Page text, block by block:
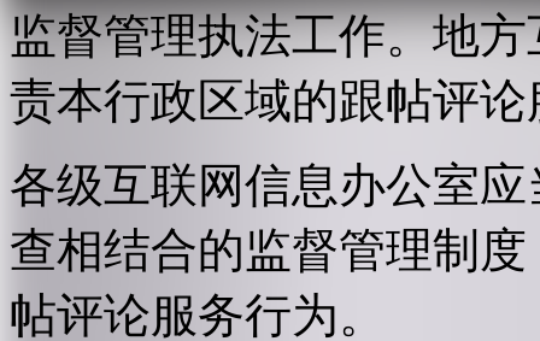
监督管理执法工作。地
责本行政区域的跟帖评
各级互联网信息办公室
查相结合的监督管理制
帖评论服务行为。